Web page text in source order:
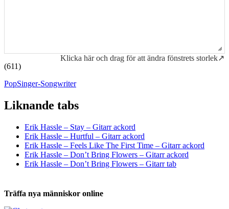
Klicka här och drag för att ändra fönstrets storlek↗
(611)
PopSinger-Songwriter
Liknande tabs
Erik Hassle – Stay – Gitarr ackord
Erik Hassle – Hurtful – Gitarr ackord
Erik Hassle – Feels Like The First Time – Gitarr ackord
Erik Hassle – Don’t Bring Flowers – Gitarr ackord
Erik Hassle – Don’t Bring Flowers – Gitarr tab
Träffa nya människor online